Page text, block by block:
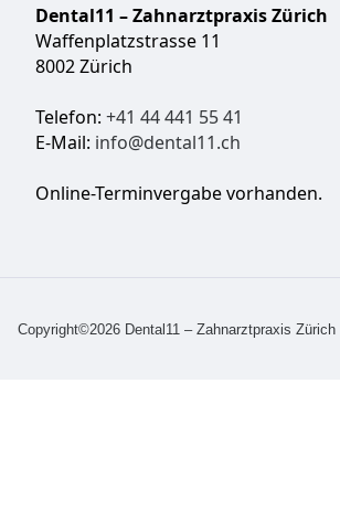
Dental11 – Zahnarztpraxis Zürich
Waffenplatzstrasse 11
8002 Zürich
Telefon: +41 44 441 55 41
E-Mail: info@dental11.ch
Online-Terminvergabe vorhanden.
Copyright©2026 Dental11 – Zahnarztpraxis Zürich